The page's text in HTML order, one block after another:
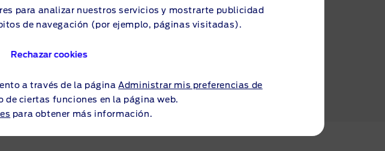
para analizar nuestros servicios y mostrarte publicidad
de navegación (por ejemplo, páginas visitadas).
Rechazar cookies
a través de la páginaAdministrar mis preferencias de
de ciertas funciones en la página web.
para obtener más información.